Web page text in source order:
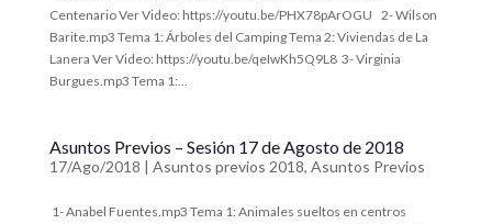
Centenario Ver Video: https://youtu.be/PHX78pArOGU 2- Wilson
Barite.mp3 Tema 1: Árboles del Camping Tema 2: Viviendas de La
Lanera Ver Video: https://youtu.be/qeIwKh5Q9L8 3- Virginia
Burgues.mp3 Tema 1:...
Asuntos Previos – Sesión 17 de Agosto de 2018
17/Ago/2018 | Asuntos previos 2018, Asuntos Previos
1- Anabel Fuentes.mp3 Tema 1: Animales sueltos en centros